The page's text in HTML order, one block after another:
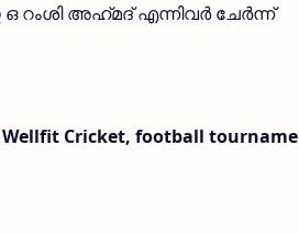
റംശി അഹ്‌മദ്‌ എന്നിവർ ചേർന്ന്
Wellfit Cricket, football